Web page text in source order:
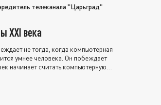
телеканала "Царьград"
XXI века
не тогда, когда компьютерная
умнее человека. Он побеждает
начинает считать компьютерную